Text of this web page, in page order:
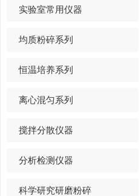
实验室常用仪器
均质粉碎系列
恒温培养系列
离心混匀系列
搅拌分散仪器
分析检测仪器
科学研究研磨粉碎